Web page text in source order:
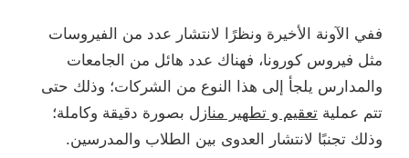
ففي الآونة الأخيرة ونظرًا لانتشار عدد من الفيروسات
مثل فيروس كورونا، فهناك عدد هائل من الجامعات
والمدارس يلجأ إلى هذا النوع من الشركات؛ وذلك حتى
تتم عملية تعقيم و تطهير منازل بصورة دقيقة وكاملة؛
وذلك تجنبًا لانتشار العدوى بين الطلاب والمدرسين.